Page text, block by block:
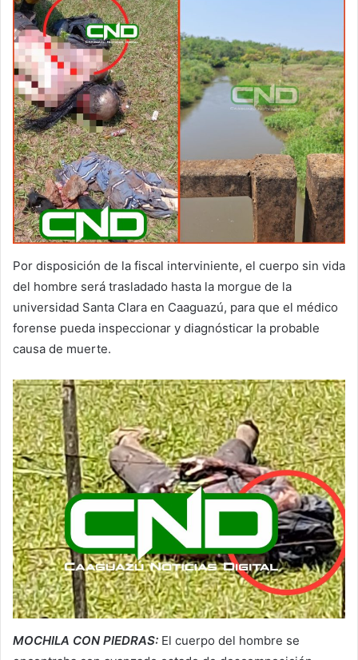
Por disposición de la fiscal interviniente, el cuerpo sin vida
del hombre será trasladado hasta la morgue de la
universidad Santa Clara en Caaguazú, para que el médico
forense pueda inspeccionar y diagnósticar la probable
causa de muerte.
MOCHILA CON PIEDRAS: El cuerpo del hombre se